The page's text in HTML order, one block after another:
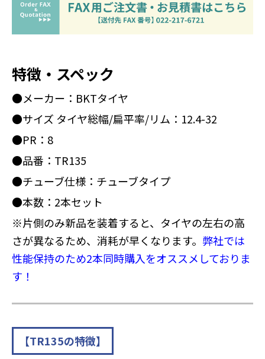
特徴・スペック
●メーカー：BKTタイヤ
●サイズ タイヤ総幅/扁平率/リム：12.4-32
●PR：8
●品番：TR135
●チューブ仕様：チューブタイプ
●本数：2本セット
※片側のみ新品を装着すると、タイヤの左右の高
さが異なるため、消耗が早くなります。 弊社では
性能保持のため2本同時購入をオススメしておりま
す！
【TR135の特徴】